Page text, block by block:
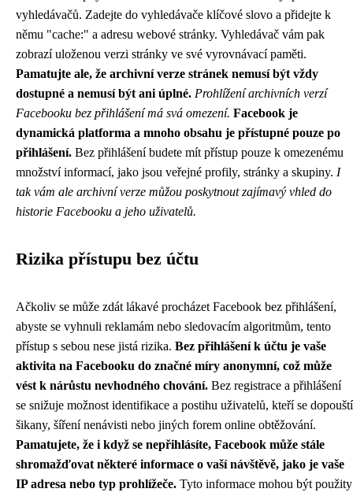
vyhledávačů. Zadejte do vyhledávače klíčové slovo a přidejte k
němu "cache:" a adresu webové stránky. Vyhledávač vám pak
zobrazí uloženou verzi stránky ve své vyrovnávací paměti.
Pamatujte ale, že archivní verze stránek nemusí být vždy
dostupné a nemusí být ani úplné. Prohlížení archivních verzí
Facebooku bez přihlášení má svá omezení. Facebook je
dynamická platforma a mnoho obsahu je přístupné pouze po
přihlášení. Bez přihlášení budete mít přístup pouze k omezenému
množství informací, jako jsou veřejné profily, stránky a skupiny. I
tak vám ale archivní verze můžou poskytnout zajímavý vhled do
historie Facebooku a jeho uživatelů.
Rizika přístupu bez účtu
Ačkoliv se může zdát lákavé procházet Facebook bez přihlášení,
abyste se vyhnuli reklamám nebo sledovacím algoritmům, tento
přístup s sebou nese jistá rizika. Bez přihlášení k účtu je vaše
aktivita na Facebooku do značné míry anonymní, což může
vést k nárůstu nevhodného chování. Bez registrace a přihlášení
se snižuje možnost identifikace a postihu uživatelů, kteří se dopouští
šikany, šíření nenávisti nebo jiných forem online obtěžování.
Pamatujete, že i když se nepřihlásíte, Facebook může stále
shromažďovat některé informace o vaší návštěvě, jako je vaše
IP adresa nebo typ prohlížeče. Tyto informace mohou být použity